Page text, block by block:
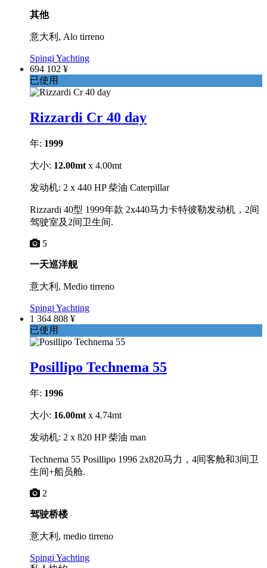
其他
意大利, Alo tirreno
Spingi Yachting
694 102 ¥
已使用
Rizzardi Cr 40 day
年: 1999
大小: 12.00mt x 4.00mt
发动机: 2 x 440 HP 柴油 Caterpillar
Rizzardi 40型 1999年款 2x440马力卡特彼勒发动机，2间
驾驶室及2间卫生间.
5
一天巡洋舰
意大利, Medio tirreno
Spingi Yachting
1 364 808 ¥
已使用
Posillipo Technema 55
年: 1996
大小: 16.00mt x 4.74mt
发动机: 2 x 820 HP 柴油 man
Technema 55 Posillipo 1996 2x820马力，4间客舱和3间卫
生间+船员舱.
2
驾驶桥楼
意大利, medio tirreno
Spingi Yachting